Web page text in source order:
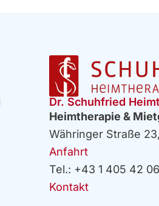
Dr. Schuhfried
Heimtherapie &
Währinger Straße
Anfahrt
Tel.: +43 1 405 42
Kontakt